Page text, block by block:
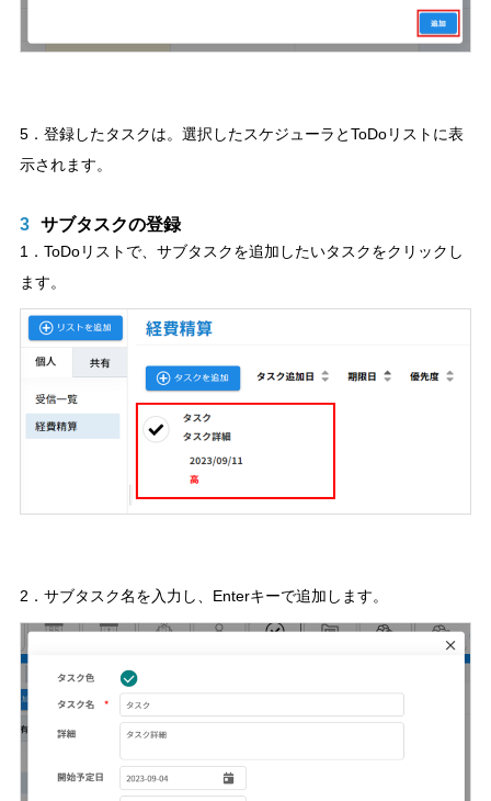
5．登録したタスクは。選択したスケジューラとToDoリストに表
示されます。
3 サブタスクの登録
1．ToDoリストで、サブタスクを追加したいタスクをクリックし
ます。
2．サブタスク名を入力し、Enterキーで追加します。